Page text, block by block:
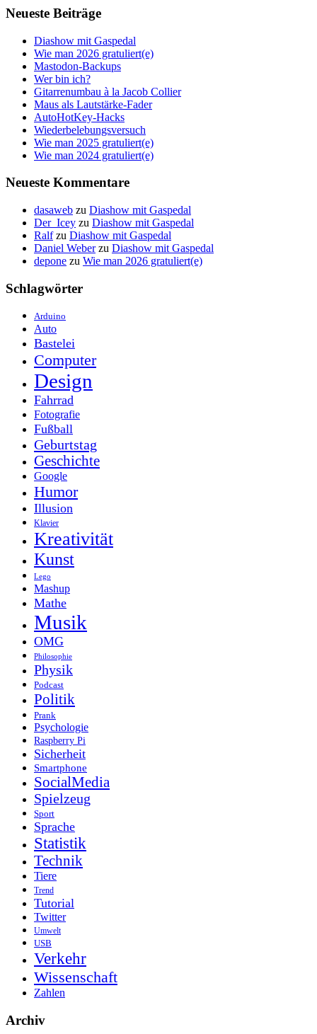
Neueste Beiträge
Diashow mit Gaspedal
Wie man 2026 gratuliert(e)
Mastodon-Backups
Wer bin ich?
Gitarrenumbau à la Jacob Collier
Maus als Lautstärke-Fader
AutoHotKey-Hacks
Wiederbelebungsversuch
Wie man 2025 gratuliert(e)
Wie man 2024 gratuliert(e)
Neueste Kommentare
dasaweb zu Diashow mit Gaspedal
Der_Icey zu Diashow mit Gaspedal
Ralfzu Diashow mit Gaspedal
Daniel Weberzu Diashow mit Gaspedal
depone zu Wie man 2026 gratuliert(e)
Schlagwörter
Arduino
Auto
Bastelei
Computer
Design
Fahrrad
Fotografie
Fußball
Geburtstag
Geschichte
Google
Humor
Illusion
Klavier
Kreativität
Kunst
Lego
Mashup
Mathe
Musik
OMG
Philosophie
Physik
Podcast
Politik
Prank
Psychologie
Raspberry Pi
Sicherheit
Smartphone
SocialMedia
Spielzeug
Sport
Sprache
Statistik
Technik
Tiere
Trend
Tutorial
Twitter
Umwelt
USB
Verkehr
Wissenschaft
Zahlen
Archiv